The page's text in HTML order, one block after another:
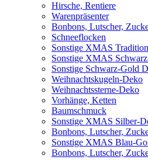
Hirsche, Rentiere
Warenpräsenter
Bonbons, Lutscher,
Schneeflocken
Sonstige XMAS
Sonstige XMAS
Sonstige Schwarz-Gold
Weihnachtskugeln-Deko
Weihnachtssterne-Deko
Vorhänge, Ketten
Baumschmuck
Sonstige XMAS Silber-
Bonbons, Lutscher,
Sonstige XMAS Blau-
Bonbons, Lutscher,